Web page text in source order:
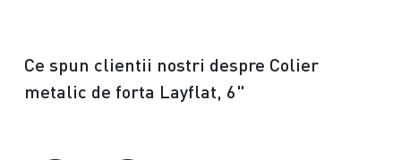
Ce spun clientii nostri despre Colier
metalic de forta Layflat, 6"